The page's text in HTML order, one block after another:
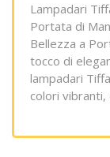
Lampadari
Portata di
Bellezza a
tocco di
lampadari
colori